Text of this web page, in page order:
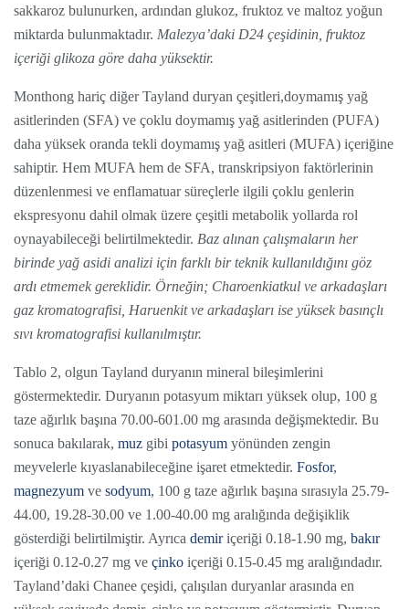
sakkaroz bulunurken, ardından glukoz, fruktoz ve maltoz yoğun
miktarda bulunmaktadır. Malezya’daki D24 çeşidinin, fruktoz
içeriği glikoza göre daha yüksektir.
Monthong hariç diğer Tayland duryan çeşitleri,doymamış yağ
asitlerinden (SFA) ve çoklu doymamış yağ asitlerinden (PUFA)
daha yüksek oranda tekli doymamış yağ asitleri (MUFA) içeriğine
sahiptir. Hem MUFA hem de SFA, transkripsiyon faktörlerinin
düzenlenmesi ve enflamatuar süreçlerle ilgili çoklu genlerin
ekspresyonu dahil olmak üzere çeşitli metabolik yollarda rol
oynayabileceği belirtilmektedir. Baz alınan çalışmaların her
birinde yağ asidi analizi için farklı bir teknik kullanıldığını göz
ardı etmemek gereklidir. Örneğin; Charoenkiatkul ve arkadaşları
gaz kromatografisi, Haruenkit ve arkadaşları ise yüksek basınçlı
sıvı kromatografisi kullanılmıştır.
Tablo 2, olgun Tayland duryanın mineral bileşimlerini
göstermektedir. Duryanın potasyum miktarı yüksek olup, 100 g
taze ağırlık başına 70.00-601.00 mg arasında değişmektedir. Bu
sonuca bakılarak, muz gibi potasyum yönünden zengin
meyvelerle kıyaslanabileceğine işaret etmektedir. Fosfor,
magnezyum ve sodyum, 100 g taze ağırlık başına sırasıyla 25.79-
44.00, 19.28-30.00 ve 1.00-40.00 mg aralığında değişiklik
gösterdiği belirtilmiştir. Ayrıca demiriçeriği 0.18-1.90 mg, bakır
içeriği 0.12-0.27 mg ve çinko içeriği 0.15-0.45 mg aralığındadır.
Tayland’daki Chanee çeşidi, çalışılan duryanlar arasında en